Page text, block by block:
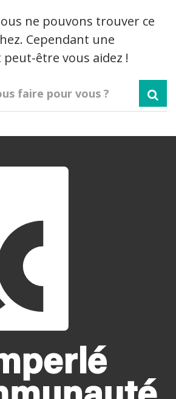
ne pouvons trouver ce
Cependant une
être vous aidez !